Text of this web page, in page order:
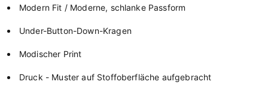
Modern Fit / Moderne, schlanke Passform
Under-Button-Down-Kragen
Modischer Print
Druck - Muster auf Stoffoberfläche aufgebracht